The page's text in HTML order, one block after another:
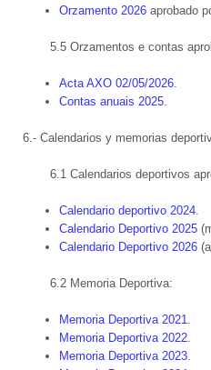
Orzamento 2026 aprobado
5.5 Orzamentos e contas
Acta AXO 02/05/2026.
Contas anuais 2025.
6.- Calendarios y memorias
6.1 Calendarios deportivos
Calendario deportivo 2024.
Calendario Deportivo 2025
Calendario Deportivo 2026
6.2 Memoria Deportiva:
Memoria Deportiva 2021.
Memoria Deportiva 2022.
Memoria Deportiva 2023.